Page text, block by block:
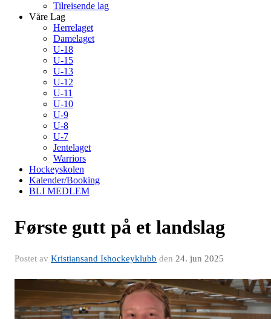
Tilreisende lag
Våre Lag
Herrelaget
Damelaget
U-18
U-15
U-13
U-12
U-11
U-10
U-9
U-8
U-7
Jentelaget
Warriors
Hockeyskolen
Kalender/Booking
BLI MEDLEM
Første gutt på et landslag
Postet av Kristiansand Ishockeyklubb den 24. jun 2025